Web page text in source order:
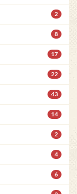
2
8
17
22
43
14
2
4
6